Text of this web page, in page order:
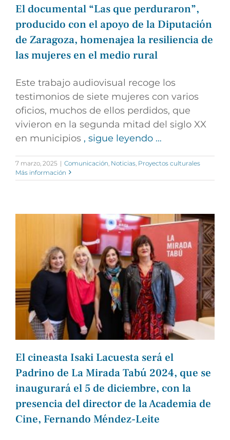
El documental “Las que perduraron”,
producido con el apoyo de la Diputación
de Zaragoza, homenajea la resiliencia de
las mujeres en el medio rural
Este trabajo audiovisual recoge los
testimonios de siete mujeres con varios
oficios, muchos de ellos perdidos, que
vivieron en la segunda mitad del siglo XX
en municipios , sigue leyendo …
7 marzo, 2025 | Comunicación Noticias Proyectos culturales
Más información
El cineasta Isaki Lacuesta será el
Padrino de La Mirada Tabú 2024, que se
inaugurará el 5 de diciembre, con la
presencia del director de la Academia de
Cine, Fernando Méndez-Leite